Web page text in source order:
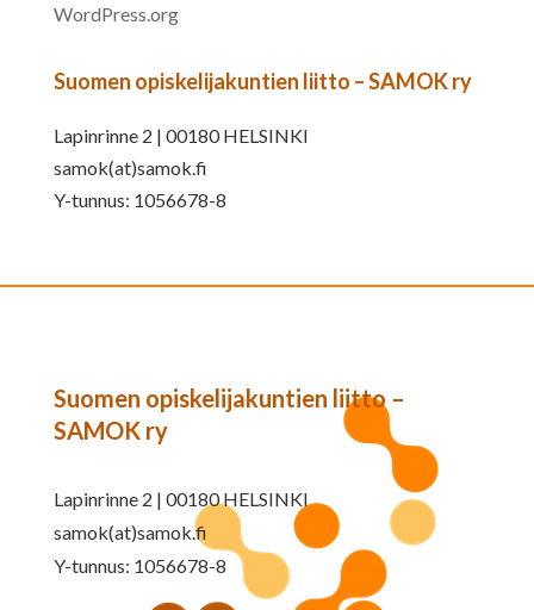
WordPress.org
Suomen opiskelijakuntien liitto – SAMOK ry
Lapinrinne 2 | 00180 HELSINKI
samok(at)samok.fi
Y-tunnus: 1056678-8
Suomen opiskelijakuntien liitto –
SAMOK ry
Lapinrinne 2 | 00180 HELSINKI
samok(at)samok.fi
Y-tunnus: 1056678-8